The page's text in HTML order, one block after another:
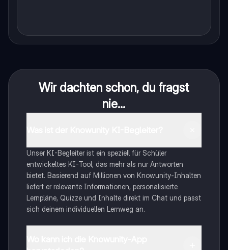
Wir dachten schon, du fragst
nie...
Unser KI-Begleiter ist ein speziell für Schüler
entwickeltes KI-Tool, das mehr als nur Antworten
bietet. Basierend auf Millionen von Knowunity-Inhalten
liefert er relevante Informationen, personalisierte
Lernpläne, Quizze und Inhalte direkt im Chat und passt
sich deinem individuellen Lernweg an.